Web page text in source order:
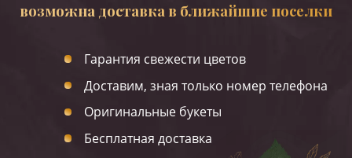
возможна доставка в ближайшие поселки
Гарантия свежести цветов
Доставим, зная только номер телефона
Оригинальные букеты
Бесплатная доставка